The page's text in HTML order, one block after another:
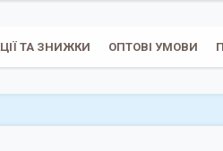
ТА ЗНИЖКИ ОПТОВІ УМОВИ